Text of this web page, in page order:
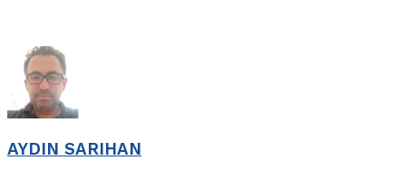
AYDIN SARIHAN